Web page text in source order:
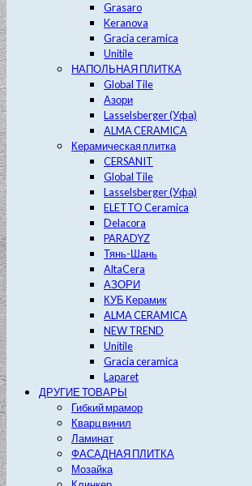
Grasaro
Keranova
Gracia ceramica
Unitile
НАПОЛЬНАЯ ПЛИТКА
Global Tile
Азори
Lasselsberger (Уфа)
ALMA CERAMICA
Керамическая плитка
CERSANIT
Global Tile
Lasselsberger (Уфа)
ELETTO Ceramica
Delacora
PARADYZ
Тянь-Шань
AltaCera
АЗОРИ
КУБ Керамик
ALMA CERAMICA
NEW TREND
Unitile
Gracia ceramica
Laparet
ДРУГИЕ ТОВАРЫ
Гибкий мрамор
Кварц винил
Ламинат
ФАСАДНАЯ ПЛИТКА
Мозайка